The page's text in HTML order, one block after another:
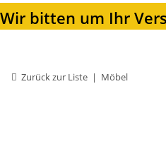
Wir bitten um Ihr
Zurück zur Liste Möbel